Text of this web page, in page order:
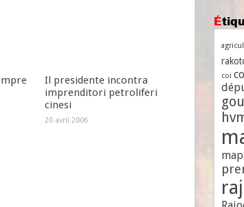
Il presidente incontra
imprenditori petroliferi
cinesi
20 avril 2006
coi